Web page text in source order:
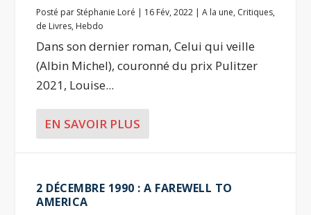
Posté par Stéphanie Loré | 16 Fév, 2022 |A la une, Critiques,
de Livres, Hebdo
Dans son dernier roman, Celui qui veille
(Albin Michel), couronné du prix Pulitzer
2021, Louise...
EN SAVOIR PLUS
2 DÉCEMBRE 1990 : A FAREWELL TO
AMERICA